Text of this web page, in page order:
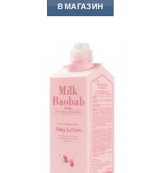
В МАГАЗИН